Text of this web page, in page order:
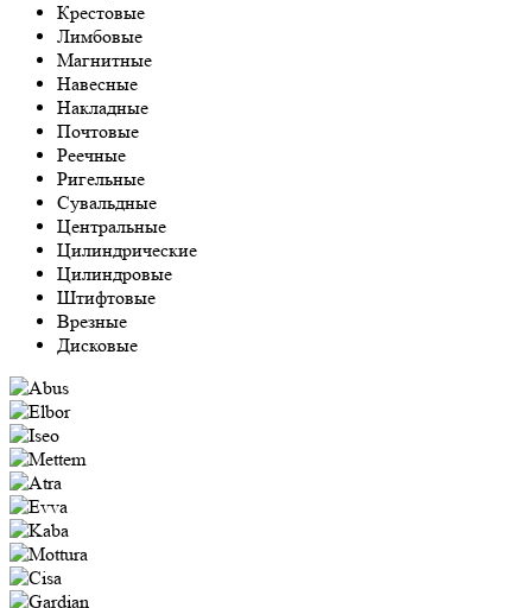
Крестовые
Лимбовые
Магнитные
Навесные
Накладные
Почтовые
Реечные
Ригельные
Сувальдные
Центральные
Цилиндрические
Цилиндровые
Штифтовые
Врезные
Дисковые